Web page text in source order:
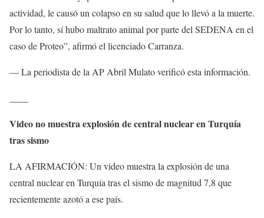
actividad, le causó un colapso en su salud que lo llevó a la muerte.
Por lo tanto, sí hubo maltrato animal por parte del SEDENA en el
caso de Proteo”, afirmó el licenciado Carranza.
— La periodista de la AP Abril Mulato verificó esta información.
Video no muestra explosión de central nuclear en Turquía
tras sismo
LA AFIRMACIÓN: Un video muestra la explosión de una
central nuclear en Turquía tras el sismo de magnitud 7,8 que
recientemente azotó a ese país.